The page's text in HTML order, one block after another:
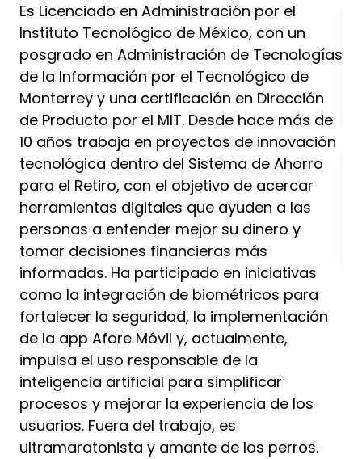
Es Licenciado en Administración por el
Instituto Tecnológico de México, con un
posgrado en Administración de Tecnologías
de la Información por el Tecnológico de
Monterrey y una certificación en Dirección
de Producto por el MIT. Desde hace más de
10 años trabaja en proyectos de innovación
tecnológica dentro del Sistema de Ahorro
para el Retiro, con el objetivo de acercar
herramientas digitales que ayuden a las
personas a entender mejor su dinero y
tomar decisiones financieras más
informadas. Ha participado en iniciativas
como la integración de biométricos para
fortalecer la seguridad, la implementación
de la app Afore Móvil y, actualmente,
impulsa el uso responsable de la
inteligencia artificial para simplificar
procesos y mejorar la experiencia de los
usuarios. Fuera del trabajo, es
ultramaratonista y amante de los perros.